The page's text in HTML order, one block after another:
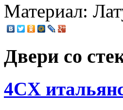
Материал:
Двери со
4CХ